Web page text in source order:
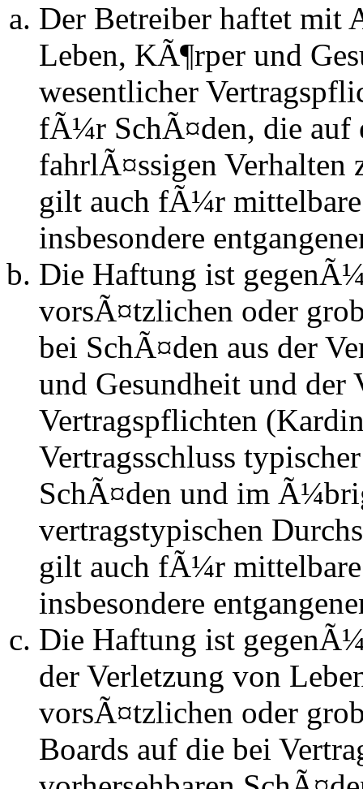
Der Betreiber haftet mit
Leben, KÃ¶rper und
wesentlicher
fÃ¼r SchÃ¤den, die auf
fahrlÃ¤ssigen
gilt auch fÃ¼r
insbesondere
Die Haftung ist
vorsÃ¤tzlichen oder
bei SchÃ¤den aus der
und Gesundheit und der
Vertragspflichten
Vertragsschluss
SchÃ¤den und im
vertragstypischen
gilt auch fÃ¼r
insbesondere
Die Haftung ist
der Verletzung von
vorsÃ¤tzlichen oder
Boards auf die bei